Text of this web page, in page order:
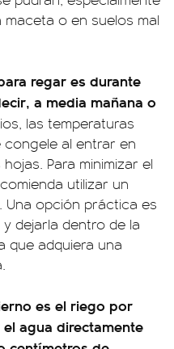
o en suelos mal
regar es durante
a media mañana o
las temperaturas
al entrar en
Para minimizar el
utilizar un
Una opción práctica es
dejarla dentro de la
que adquiera una
es el riego por
agua directamente